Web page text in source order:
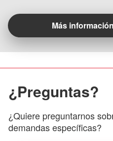
Más
¿Preguntas?
¿Quiere preguntarnos
demandas específicas?